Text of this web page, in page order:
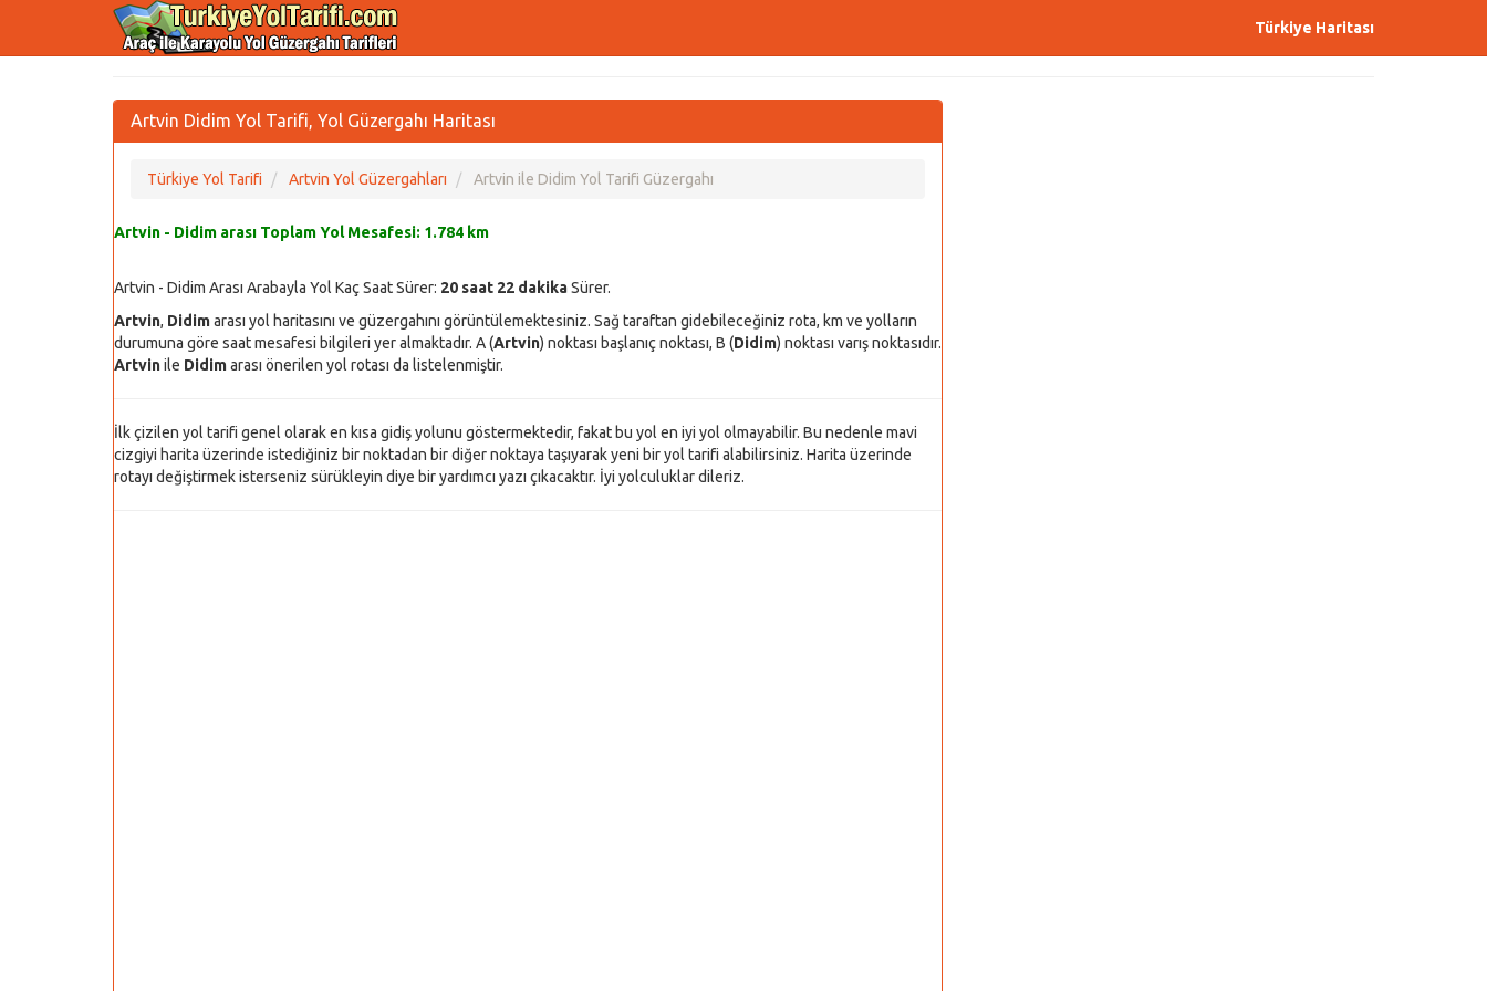
Türkiye Haritası
Artvin Didim Yol Tarifi, Yol Güzergahı Haritası
Türkiye Yol Tarifi Artvin Yol Güzergahları Artvin ile Didim Yol Tarifi Güzergahı
Artvin - Didim arası Toplam Yol Mesafesi: 1.784 km
Artvin - Didim Arası Arabayla Yol Kaç Saat Sürer: 20 saat 22 dakikaSürer.
Artvin, Didimarası yol haritasını ve güzergahını görüntülemektesiniz. Sağ taraftan gidebileceğiniz rota, km ve yolların
durumuna göre saat mesafesi bilgileri yer almaktadır. A (Artvin) noktası başlanıç noktası, B (Didim) noktası varış noktasıdır.
Artvinile Didimarası önerilen yol rotası da listelenmiştir.
İlk çizilen yol tarifi genel olarak en kısa gidiş yolunu göstermektedir, fakat bu yol en iyi yol olmayabilir. Bu nedenle mavi
cizgiyi harita üzerinde istediğiniz bir noktadan bir diğer noktaya taşıyarak yeni bir yol tarifi alabilirsiniz. Harita üzerinde
rotayı değiştirmek isterseniz sürükleyin diye bir yardımcı yazı çıkacaktır. İyi yolculuklar dileriz.